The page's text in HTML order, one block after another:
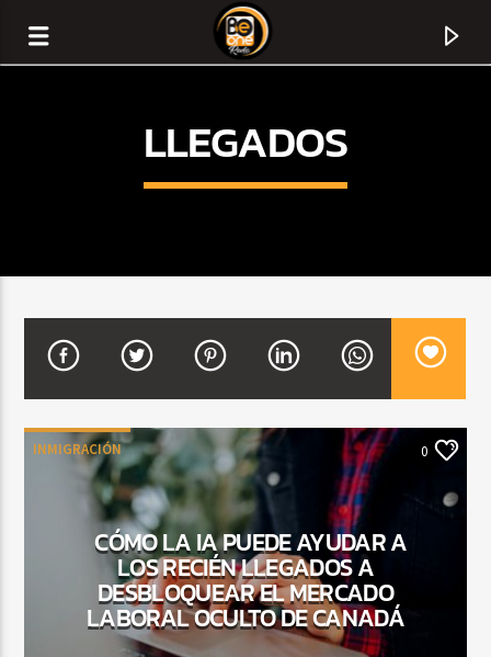
TITLE
CURRENT SHOW
VIBRAS TROPICALES
2:00 AM 4:00 AM
LLEGADOS
INMIGRACIÓN 0
CÓMO LA IA PUEDE AYUDAR A
LOS RECIÉN LLEGADOS A
DESBLOQUEAR EL MERCADO
LABORAL OCULTO DE CANADÁ